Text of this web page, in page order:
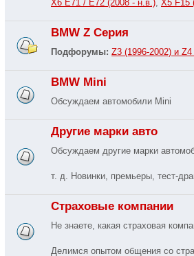
X6 E71 / E72 (2008 - н.в.) X5 F15
BMW Z Серия
Подфорумы: Z3 (1996-2002) и Z4
BMW Mini
Обсуждаем автомобили Mini
Другие марки авто
Обсуждаем другие марки
т. д. Новинки, премьеры, тест-
Страховые компании
Не знаете, какая страховая
Делимся опытом общения со